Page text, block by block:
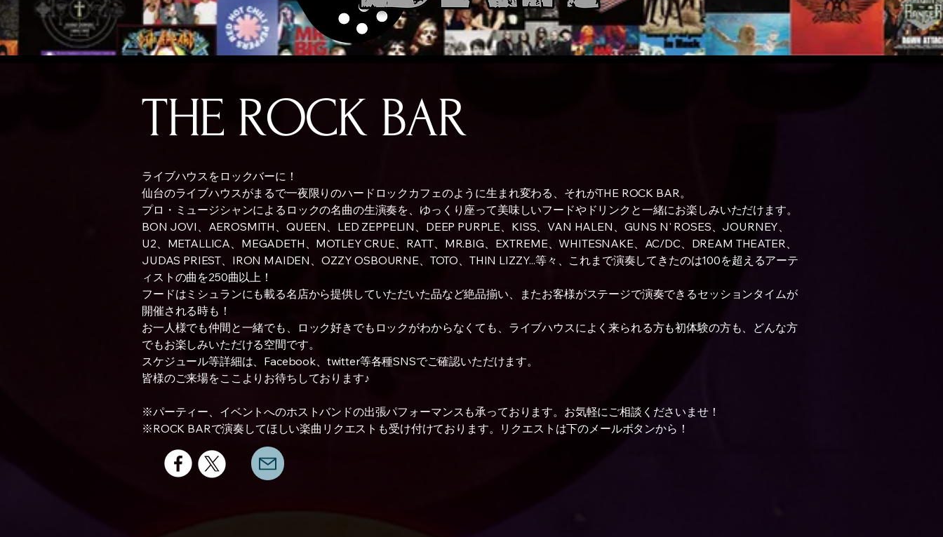
ボタン
THE ROCK BAR
ライブハウスをロックバーに！
仙台のライブハウスがまるで一夜限りのハードロックカフェのように生まれ変わる、それがTHE ROCK BAR。
プロ・ミュージシャンによるロックの名曲の生演奏を、ゆっくり座って美味しいフードやドリンクと一緒にお楽しみいただけます。
BON JOVI、AEROSMITH、QUEEN、LED ZEPPELIN、DEEP PURPLE、KISS、VAN HALEN、GUNS N' ROSES、JOURNEY、
U2、METALLICA、MEGADETH、MOTLEY CRUE、RATT、MR.BIG、EXTREME、WHITESNAKE、AC/DC、DREAM THEATER、
JUDAS PRIEST、IRON MAIDEN、OZZY OSBOURNE、TOTO、THIN LIZZY...等々、これまで演奏してきたのは100を超えるアーテ
ィストの曲を250曲以上！
フードはミシュランにも載る名店から提供していただいた品など絶品揃い、またお客様がステージで演奏できるセッションタイムが
開催される時も！
お一人様でも仲間と一緒でも、ロック好きでもロックがわからなくても、ライブハウスによく来られる方も初体験の方も、どんな方
でもお楽しみいただける空間です。
スケジュール等詳細は、Facebook、twitter等各種SNSでご確認いただけます。
皆様のご来場をここよりお待ちしております♪
※パーティー、イベントへのホストバンドの出張パフォーマンスも承っております。お気軽にご相談くださいませ！
※ROCK BARで演奏してほしい楽曲リクエストも受け付けております。リクエストは下のメールボタンから！